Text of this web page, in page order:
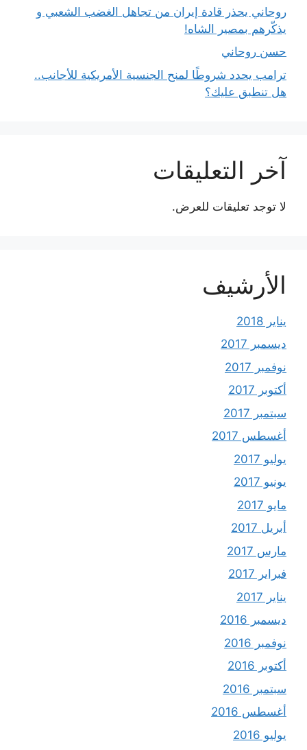
روحاني يحذر قادة إيران من تجاهل الغضب الشعبي و
يذكّرهم بمصير الشاه!
حسن روحاني
ترامب يحدد شروطًا لمنح الجنسية الأمريكية للأجانب..
هل تنطبق عليك؟
آخر التعليقات
لا توجد تعليقات للعرض.
الأرشيف
يناير 2018
ديسمبر 2017
نوفمبر 2017
أكتوبر 2017
سبتمبر 2017
أغسطس 2017
يوليو 2017
يونيو 2017
مايو 2017
أبريل 2017
مارس 2017
فبراير 2017
يناير 2017
ديسمبر 2016
نوفمبر 2016
أكتوبر 2016
سبتمبر 2016
أغسطس 2016
يوليو 2016